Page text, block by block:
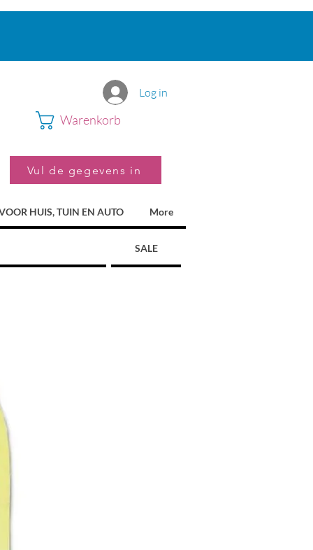
Log in
Warenkorb
Vul de gegevens in
HUIS, TUIN EN AUTO More
SALE